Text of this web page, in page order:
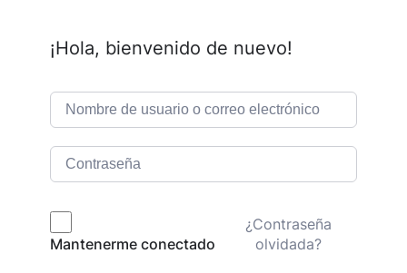
¡Hola, bienvenido de nuevo!
Mantenerme conectado
¿Contraseña
olvidada?